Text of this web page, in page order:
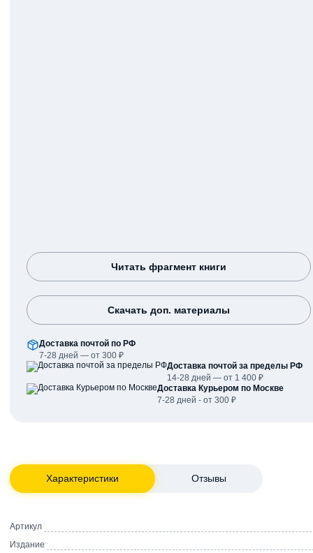
Читать фрагмент книги
Скачать доп. материалы
Доставка почтой по РФ
7-28 дней — от 300 ₽
Доставка почтой за пределы РФ
14-28 дней — от 1 400 ₽
Доставка Курьером по Москве
7-28 дней - от 300 ₽
Характеристики Отзывы
Артикул
Издание